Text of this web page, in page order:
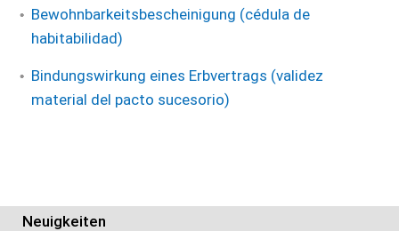
Bewohnbarkeitsbescheinigung (cédula de
habitabilidad)
Bindungswirkung eines Erbvertrags (validez
material del pacto sucesorio)
Neuigkeiten